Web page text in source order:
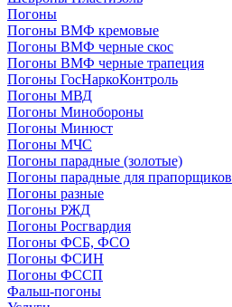
Погоны
Погоны ВМФ кремовые
Погоны ВМФ черные скос
Погоны ВМФ черные трапеция
Погоны ГосНаркоКонтроль
Погоны МВД
Погоны Минобороны
Погоны Минюст
Погоны МЧС
Погоны парадные (золотые)
Погоны парадные для прапорщиков
Погоны разные
Погоны РЖД
Погоны Росгвардия
Погоны ФСБ, ФСО
Погоны ФСИН
Погоны ФССП
Фальш-погоны